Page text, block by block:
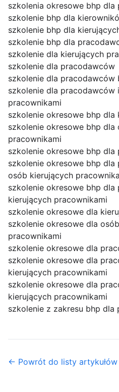
szkolenia okresowe bhp dla
szkolenie bhp dla
szkolenie bhp dla
szkolenie bhp dla
szkolenie dla kierujących
szkolenie dla pracodawców
szkolenie dla pracodawców
szkolenie dla pracodawców
pracownikami
szkolenie okresowe bhp
szkolenie okresowe bhp dla
pracownikami
szkolenie okresowe bhp dla
szkolenie okresowe bhp
osób kierujących
szkolenie okresowe bhp
kierujących pracownikami
szkolenie okresowe dla
szkolenie okresowe dla
pracownikami
szkolenie okresowe dla
szkolenie okresowe dla
kierujących pracownikami
szkolenie okresowe dla
kierujących pracownikami
szkolenie z zakresu bhp dla
← Powrót do listy artykułów